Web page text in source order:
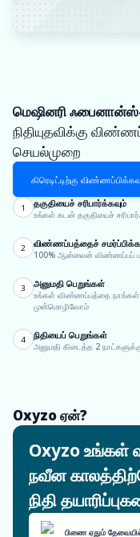
மெஷினரி ஃபைனான்ஸ்-
நிதியுதவிக்கு
செயல்முறை
கிரெடிட்டிற்கு
1 தகுதியைச் சரிபார்க்கவும்
உங்கள் கடன் தகுதியைச்
2 விண்ணப்பத்தைச்
100% ஆன்லைன் விண்ணப்பப்
3 அனுமதி பெறுங்கள்
உங்கள் விண்ணப்பத்தை நாங்கள்
முன்மொழிவோம்
4 நிதியைப் பெறுங்கள்
அனுமதி கிடைத்த 2
Oxyzo ஏன்?
Oxyzo உங்கள்
நவீன
நிதி
பிணை ஏதும்